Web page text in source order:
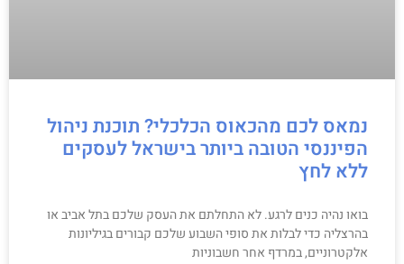
נמאס לכם מהכאוס הכלכלי? תוכנת ניהול
הפיננסי הטובה ביותר בישראל לעסקים
ללא לחץ
בואו נהיה כנים לרגע. לא התחלתם את העסק שלכם בתל אביב או
בהרצליה כדי לבלות את סופי השבוע שלכם קבורים בגיליונות
אלקטרוניים, במרדף אחר חשבוניות